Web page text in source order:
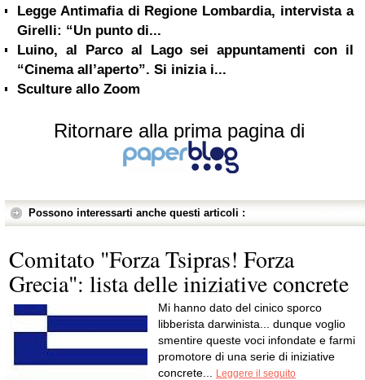
Legge Antimafia di Regione Lombardia, intervista a
Girelli: “Un punto di...
Luino, al Parco al Lago sei appuntamenti con il
“Cinema all’aperto”. Si inizia i...
Sculture allo Zoom
Ritornare alla prima pagina di
Possono interessarti anche questi articoli :
Comitato "Forza Tsipras! Forza
Grecia": lista delle iniziative concrete
Mi hanno dato del cinico sporco
libberista darwinista... dunque voglio
smentire queste voci infondate e farmi
promotore di una serie di iniziative
concrete...
Leggere il seguito